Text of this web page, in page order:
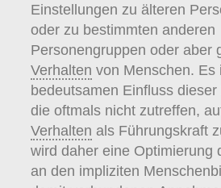
Einstellungen zu älteren
oder zu bestimmten anderen
Personengruppen oder aber
Verhalten von Menschen. Es
bedeutsamen Einfluss
die oftmals nicht zutreffen,
Verhalten als Führungskraft
wird daher eine Optimierung
an den impliziten